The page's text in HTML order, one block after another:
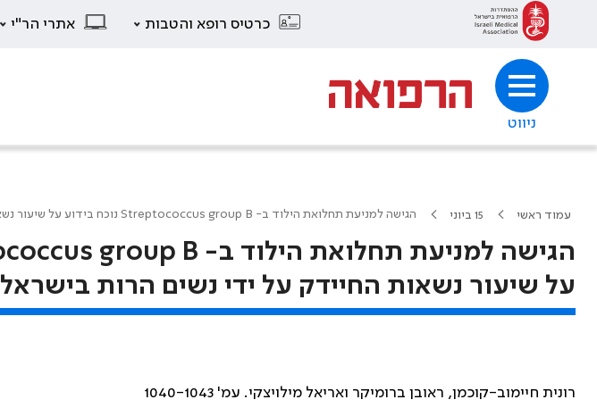
כרטיס רופא והטבות אתרי הר"י
ניווט
עמוד ראשי 15 ביוני הגישה למניעת תחלואת הילוד ב- Streptococcus group B נוכח בידוע על שיעור נשאות החיידק על ידי נשים הרות בישראל
על שיעור נשאות החיידק על ידי נשים הרות בישראל
רונית חיימוב-קוכמן, ראובן ברומיקר ואריאל מילויצקי. עמ' 1040-1043